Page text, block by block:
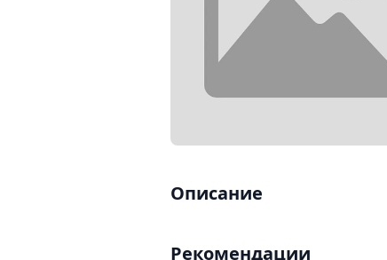
Описание
Рекомендации